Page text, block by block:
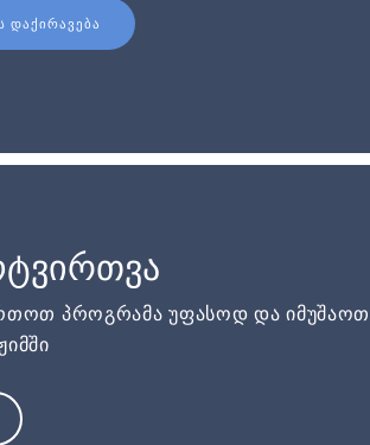
ᲓᲐᲥᲘᲠᲐᲕᲔᲑᲐ
პროგრამა უფასოდ და იმუშაოთ